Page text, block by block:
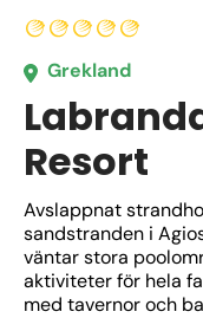
Grekland
Resort
Avslappnat
sandstranden i
väntar stora
aktiviteter för hela
med tavernor och